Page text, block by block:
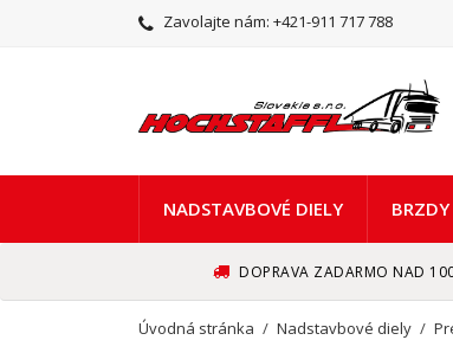
Zavolajte nám: +421-911 717 788
NADSTAVBOVÉ DIELY
DOPRAVA ZADARMO NAD
Úvodná stránka Nadstavbové diely